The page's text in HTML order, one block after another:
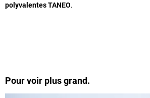
polyvalentes TANEO.
Pour voir plus grand.